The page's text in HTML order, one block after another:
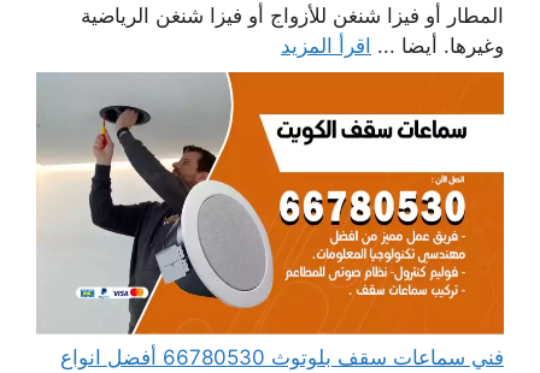
المطار أو فيزا شنغن للأزواج أو فيزا شنغن الرياضية
وغيرها. أيضا ... اقرأ المزيد
فني سماعات سقف بلوتوث 66780530 أفضل انواع